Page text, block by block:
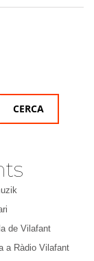
CERCA
de Vilafant
a Ràdio Vilafant